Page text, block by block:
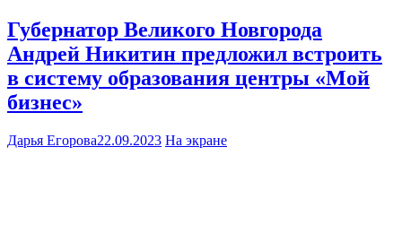
Губернатор Великого Новгорода
Андрей Никитин предложил встроить
в систему образования центры «Мой
бизнес»
Дарья Егорова22.09.2023 На экране